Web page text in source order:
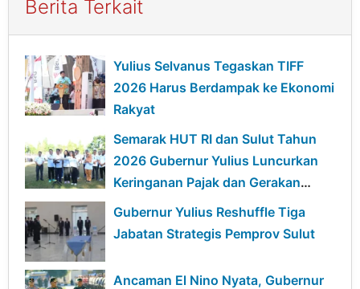
Berita Terkait
Yulius Selvanus Tegaskan TIFF
2026 Harus Berdampak ke Ekonomi
Rakyat
Semarak HUT RI dan Sulut Tahun
2026 Gubernur Yulius Luncurkan
Keringanan Pajak dan Gerakan
Ekonomi Hijau
Gubernur Yulius Reshuffle Tiga
Jabatan Strategis Pemprov Sulut
Ancaman El Nino Nyata, Gubernur